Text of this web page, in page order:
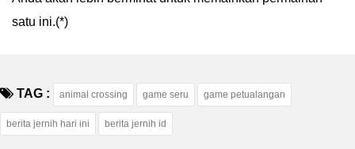
satu ini.(*)
TAG : animal crossing game seru game petualangan
berita jernih hari ini berita jernih id